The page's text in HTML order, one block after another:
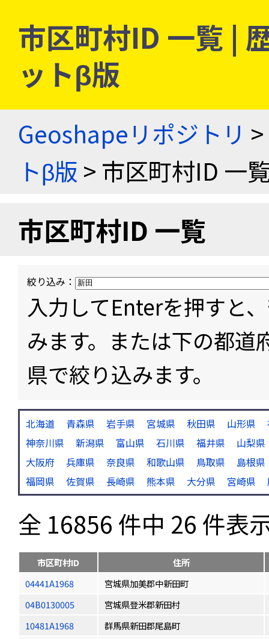
市区町村ID 一覧 |
ットβ版
Geoshapeリポジトリ >
トβ版 > 市区町村ID 一
市区町村ID 一覧
絞り込み：
入力してEnterを押すと
みます。または下の都道
県で絞り込みます。
北海道 青森県 岩手県 宮城県 秋田県 山形県
神奈川県
新潟県 富山県 石川県 福井県
山梨県
大阪府
兵庫県 奈良県 和歌山県 鳥取県
島根県
福岡県
佐賀県 長崎県 熊本県 大分県 宮崎県
全 16856 件中 26 件表
市区町村ID
住所
04441A1968
宮城県加美郡中新田町
04B0130005
宮城県登米郡新田村
10481A1968
群馬県新田郡尾島町